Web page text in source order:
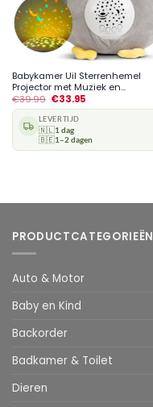
Babykamer Uil Sterrenhemel
Projector met Muziek en...
€39.99 €33.95
LEVERTIJD
🇳🇱1 dag
🇧🇪1–2 dagen
PRODUCTCATEGORIEËN
Auto & Motor
Baby en Kind
Backorder
Badkamer & Toilet
Dieren